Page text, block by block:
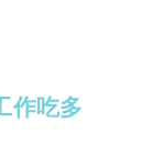
作吃多